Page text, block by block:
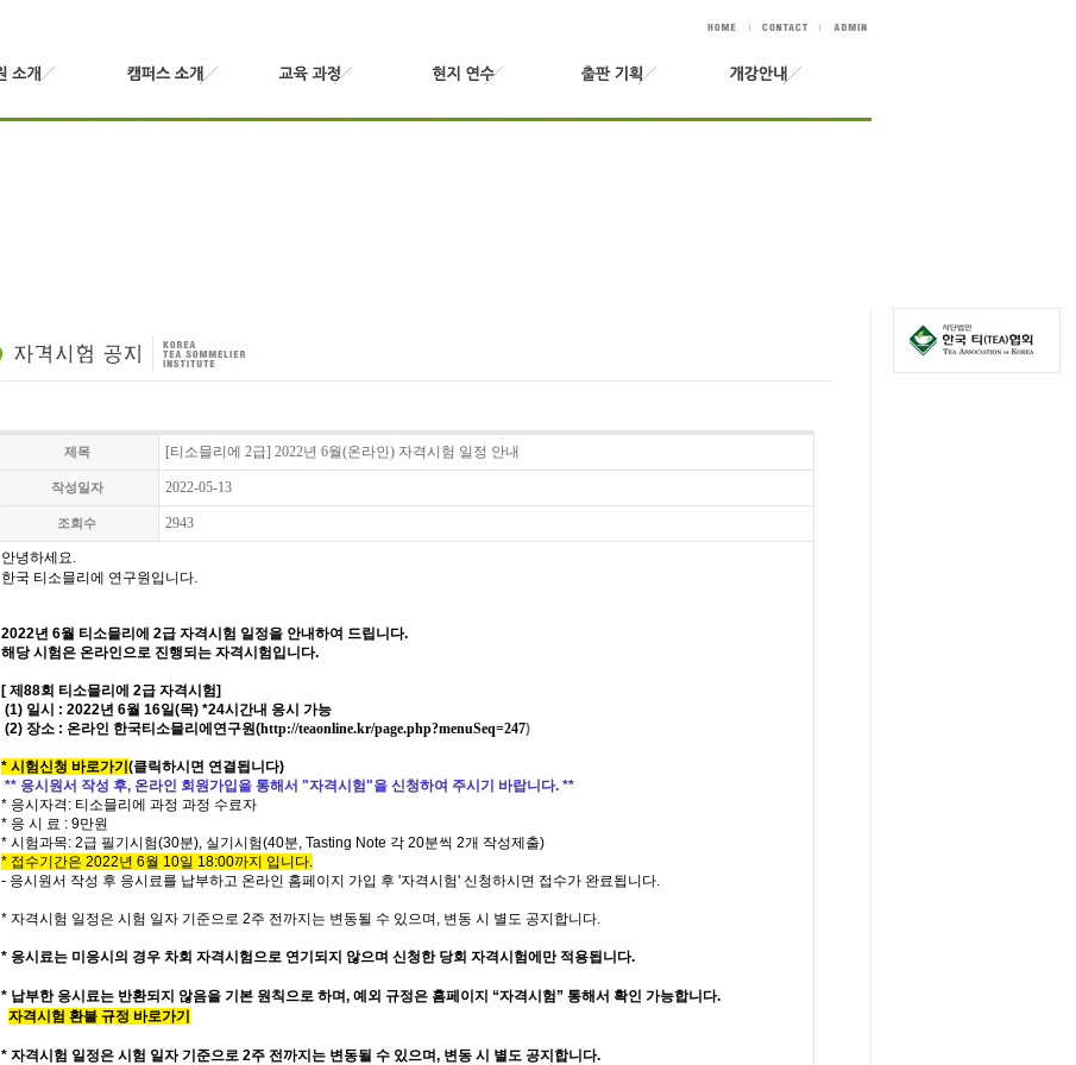
제목 [티소믈리에 2급] 2022년 6월(온라인) 자격시험 일정 안내
작성일자 2022-05-13
조회수 2943
안녕하세요.
한국 티소믈리에 연구원입니다.
2022년 6월 티소믈리에 2급 자격시험 일정을 안내하여 드립니다.
해당 시험은 온라인으로 진행되는 자격시험입니다.
[ 제88회 티소믈리에 2급 자격시험]
(1) 일시 : 2022년 6월 16일(목) *24시간내 응시 가능
(2) 장소 : 온라인 한국티소믈리에연구원(http://teaonline.kr/page.php?menuSeq=247)
* 시험신청 바로가기 (클릭하시면 연결됩니다)
** 응시원서 작성 후, 온라인 회원가입을 통해서 "자격시험"을 신청하여 주시기 바랍니다. **
* 응시자격: 티소믈리에 과정 과정 수료자
* 응 시 료 : 9만원
* 시험과목: 2급 필기시험(30분), 실기시험(40분, Tasting Note 각 20분씩 2개 작성제출)
* 접수기간은 2022년 6월 10일 18:00까지 입니다.
- 응시원서 작성 후 응시료를 납부하고 온라인 홈페이지 가입 후 '자격시험' 신청하시면 접수가 완료됩니다.
* 자격시험 일정은 시험 일자 기준으로 2주 전까지는 변동될 수 있으며, 변동 시 별도 공지합니다.
* 응시료는 미응시의 경우 차회 자격시험으로 연기되지 않으며 신청한 당회 자격시험에만 적용됩니다.
* 납부한 응시료는 반환되지 않음을 기본 원칙으로 하며, 예외 규정은 홈페이지 “자격시험” 통해서 확인 가능합니다.
자격시험 환불 규정 바로가기
* 자격시험 일정은 시험 일자 기준으로 2주 전까지는 변동될 수 있으며, 변동 시 별도 공지합니다.